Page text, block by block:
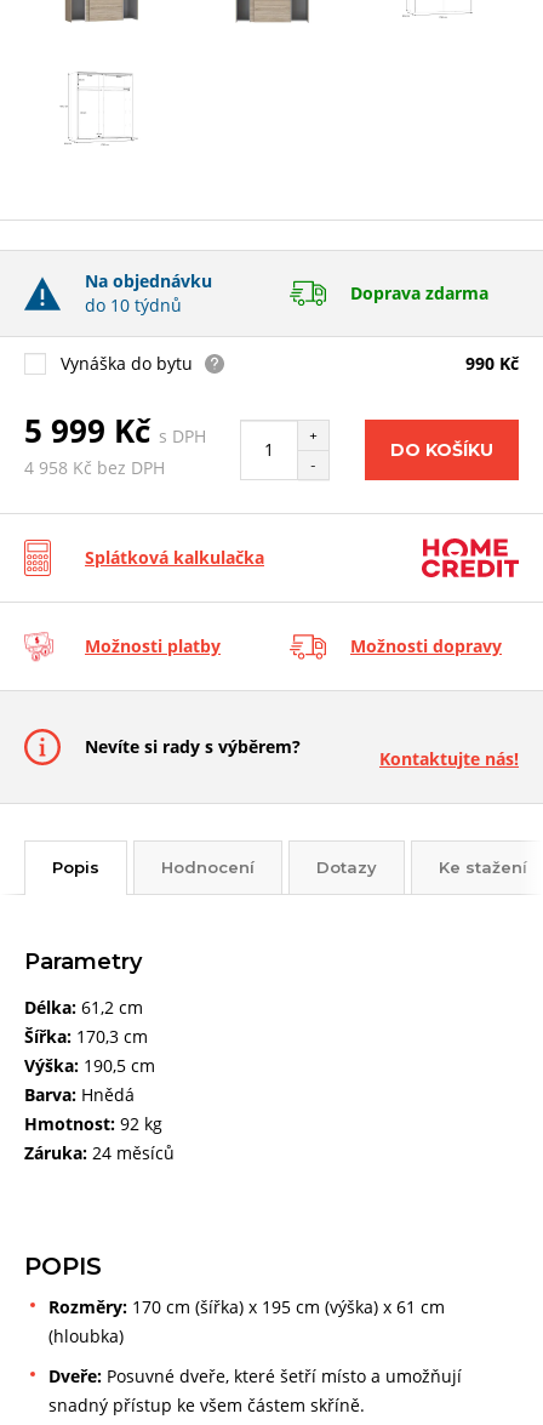
Na objednávku
do 10 týdnů
Doprava zdarma
Vynáška do bytu 990 Kč
5 999 Kč s DPH
4 958 Kč bez DPH
+
-
DO KOŠÍKU
Splátková kalkulačka
Možnosti platby Možnosti dopravy
Nevíte si rady s výběrem?
Kontaktujte nás!
Popis Hodnocení Dotazy Ke stažení
POPIS
Rozměry: 170 cm (šířka) x 195 cm (výška) x 61 cm
(hloubka)
Dveře: Posuvné dveře, které šetří místo a umožňují
snadný přístup ke všem částem skříně.
Parametry
Délka: 61,2 cm
Šířka: 170,3 cm
Výška: 190,5 cm
Barva: Hnědá
Hmotnost: 92 kg
Záruka: 24 měsíců